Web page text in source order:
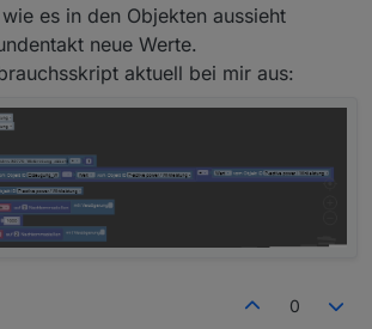
es in den Objekten aussieht
neue Werte.
aktuell bei mir aus:
0